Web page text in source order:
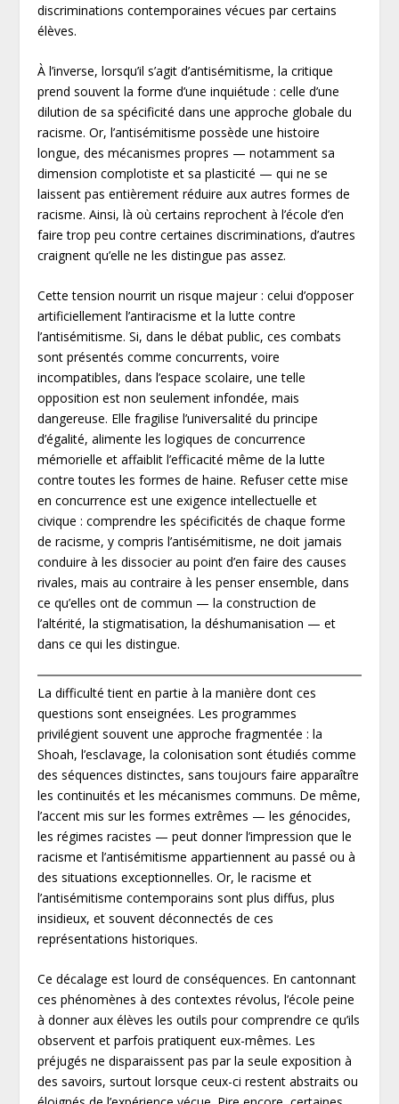
discriminations contemporaines vécues par certains
élèves.
À l’inverse, lorsqu’il s’agit d’antisémitisme, la critique
prend souvent la forme d’une inquiétude : celle d’une
dilution de sa spécificité dans une approche globale du
racisme. Or, l’antisémitisme possède une histoire
longue, des mécanismes propres — notamment sa
dimension complotiste et sa plasticité — qui ne se
laissent pas entièrement réduire aux autres formes de
racisme. Ainsi, là où certains reprochent à l’école d’en
faire trop peu contre certaines discriminations, d’autres
craignent qu’elle ne les distingue pas assez.
Cette tension nourrit un risque majeur : celui d’opposer
artificiellement l’antiracisme et la lutte contre
l’antisémitisme. Si, dans le débat public, ces combats
sont présentés comme concurrents, voire
incompatibles, dans l’espace scolaire, une telle
opposition est non seulement infondée, mais
dangereuse. Elle fragilise l’universalité du principe
d’égalité, alimente les logiques de concurrence
mémorielle et affaiblit l’efficacité même de la lutte
contre toutes les formes de haine. Refuser cette mise
en concurrence est une exigence intellectuelle et
civique : comprendre les spécificités de chaque forme
de racisme, y compris l’antisémitisme, ne doit jamais
conduire à les dissocier au point d’en faire des causes
rivales, mais au contraire à les penser ensemble, dans
ce qu’elles ont de commun — la construction de
l’altérité, la stigmatisation, la déshumanisation — et
dans ce qui les distingue.
La difficulté tient en partie à la manière dont ces
questions sont enseignées. Les programmes
privilégient souvent une approche fragmentée : la
Shoah, l’esclavage, la colonisation sont étudiés comme
des séquences distinctes, sans toujours faire apparaître
les continuités et les mécanismes communs. De même,
l’accent mis sur les formes extrêmes — les génocides,
les régimes racistes — peut donner l’impression que le
racisme et l’antisémitisme appartiennent au passé ou à
des situations exceptionnelles. Or, le racisme et
l’antisémitisme contemporains sont plus diffus, plus
insidieux, et souvent déconnectés de ces
représentations historiques.
Ce décalage est lourd de conséquences. En cantonnant
ces phénomènes à des contextes révolus, l’école peine
à donner aux élèves les outils pour comprendre ce qu’ils
observent et parfois pratiquent eux-mêmes. Les
préjugés ne disparaissent pas par la seule exposition à
des savoirs, surtout lorsque ceux-ci restent abstraits ou